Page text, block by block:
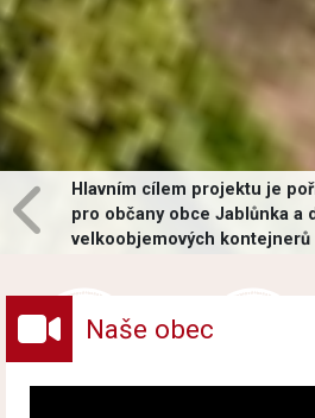
Hlavním cílem projektu je
pro občany obce Jablůnka a
velkoobjemových kontejnerů
Naše obec